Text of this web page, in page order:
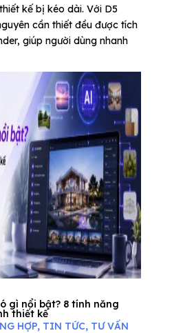
kế bị kéo dài. Với D5
cần thiết đều được tích
giúp người dùng nhanh
gì nổi bật? 8 tính năng
thiết kế
HỢP, TIN TỨC, TƯ VẤN